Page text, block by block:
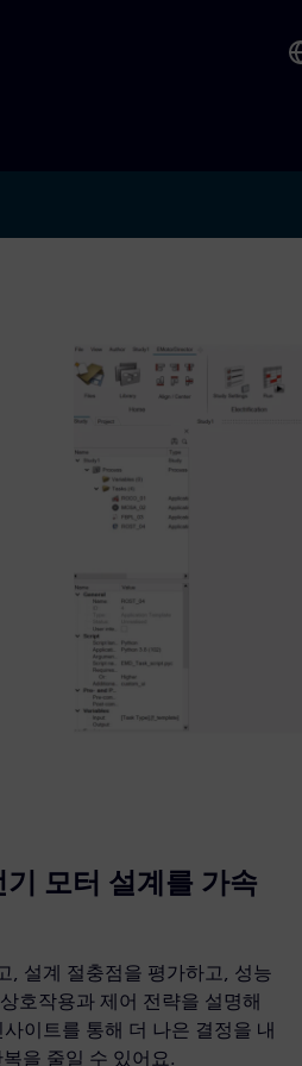
모터 설계를 가속
, 설계 절충점을 평가하고, 성능
호작용과 제어 전략을 설명해
이트를 통해 더 나은 결정을 내
을 줄일 수 있어요.